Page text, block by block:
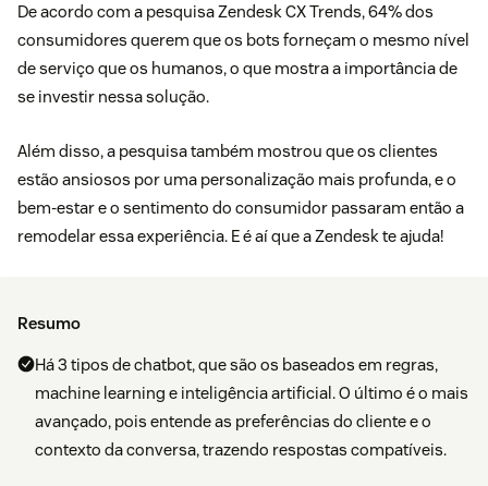
De acordo com a pesquisaZendesk CX Trends, 64% dos
consumidores querem que os bots forneçam o mesmo nível
de serviço que os humanos, o que mostra a importância de
se investir nessa solução.
Além disso, a pesquisa também mostrou que os clientes
estão ansiosos por uma personalização mais profunda, e o
bem-estar e o sentimento do consumidor passaram então a
remodelar essa experiência. E é aí que a Zendesk te ajuda!
Resumo
Há 3 tipos de chatbot, que são os baseados em regras,
machine learning e inteligência artificial. O último é o mais
avançado, pois entende as preferências do cliente e o
contexto da conversa, trazendo respostas compatíveis.